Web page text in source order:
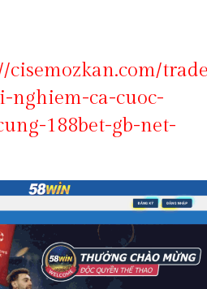
cisemozkan.com/
nghiem-ca-cuoc-
188bet-gb-net-